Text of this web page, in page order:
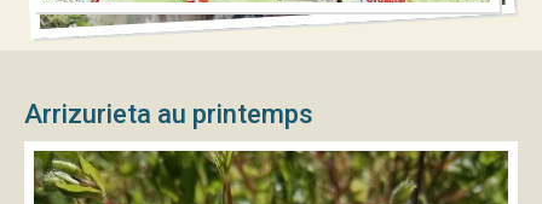
Arrizurieta au printemps